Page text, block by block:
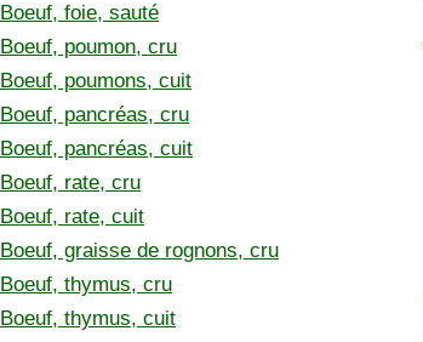
Boeuf, foie, sauté
Boeuf, poumon, cru
Boeuf, poumons, cuit
Boeuf, pancréas, cru
Boeuf, pancréas, cuit
Boeuf, rate, cru
Boeuf, rate, cuit
Boeuf, graisse de rognons, cru
Boeuf, thymus, cru
Boeuf, thymus, cuit